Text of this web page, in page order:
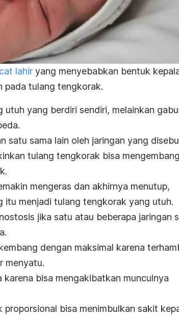
lahir yang menyebabkan bentuk
pada tulang tengkorak.
yang berdiri sendiri, melainkan
satu sama lain oleh jaringan yang
tulang tengkorak bisa mengembang
mengeras dan akhirnya menutup,
itu menjadi tulang tengkorak yang utuh.
jika satu atau beberapa jaringan
dengan maksimal karena
menyatu.
bisa mengakibatkan munculnya
bisa menimbulkan sakit